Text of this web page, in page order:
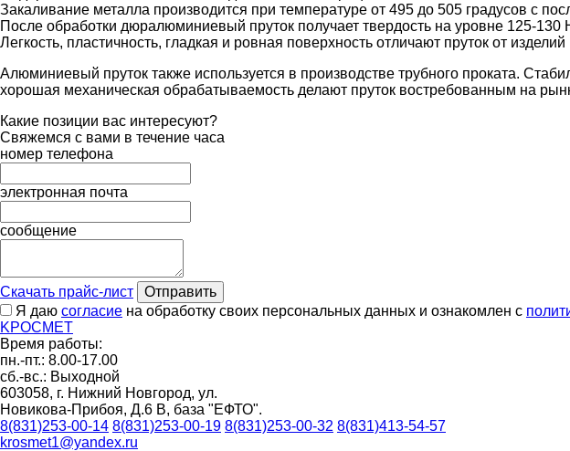
Закаливание металла производится при температуре от 495 до 505 градусов с
После обработки дюралюминиевый пруток получает твердость на уровне 125-
Легкость, пластичность, гладкая и ровная поверхность отличают пруток от
Алюминиевый пруток также используется в производстве трубного проката.
хорошая механическая обрабатываемость делают пруток востребованным на
Какие позиции вас интересуют?
Свяжемся с вами в течение часа
номер телефона
электронная почта
сообщение
Скачать прайс-лист
Отправить
Я даю согласие на обработку своих персональных данных и ознакомлен с
KРОСМ ЕТ
Время работы:
пн.-пт.: 8.00-17.00
сб.-вс.: Выходной
603058, г. Нижний Новгород, ул.
Новикова-Прибоя, Д.6 В, база "ЕФТО".
8(831)253-00-14 8(831)253-00-19 8(831)253-00-32 8(831)413-54-57
krosmet1@yandex.ru